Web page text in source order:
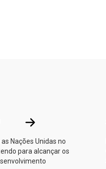
Sobre a ONU
Nações Unidas no
para alcançar os